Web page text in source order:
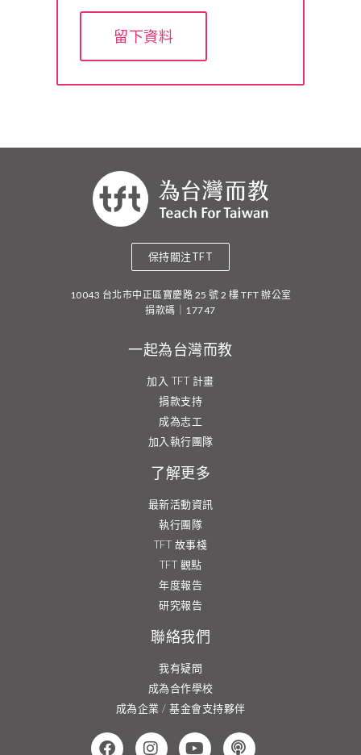
留下資料
保持關注TFT
10043 台北市中正區寶慶路 25 號 2 樓 TFT 辦公室
捐款碼｜17747
一起為台灣而教
加入 TFT 計畫
捐款支持
成為志工
加入執行團隊
了解更多
最新活動資訊
執行團隊
TFT 故事棧
TFT 觀點
年度報告
研究報告
聯絡我們
我有疑問
成為合作學校
成為企業 / 基金會支持夥伴